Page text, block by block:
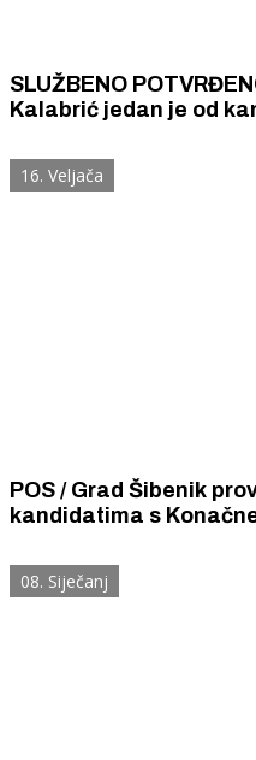
SLUŽBENO
Kalabrić jedan je od
16. Veljača
POS / Grad Šibenik
kandidatima s
stanogradnje
08. Siječanj